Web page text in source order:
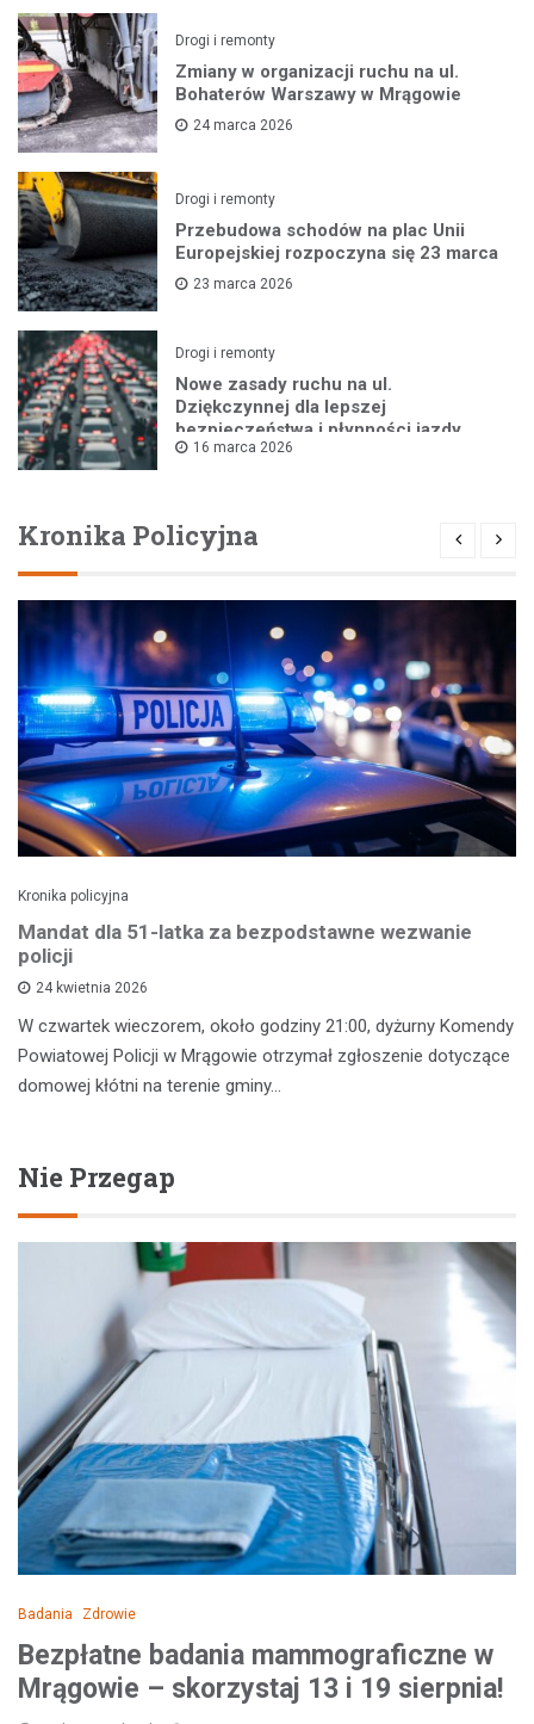
Drogi i remonty
Zmiany w organizacji ruchu na ul.
Bohaterów Warszawy w Mrągowie
24 marca 2026
Drogi i remonty
Przebudowa schodów na plac Unii
Europejskiej rozpoczyna się 23 marca
23 marca 2026
Drogi i remonty
Nowe zasady ruchu na ul.
Dziękczynnej dla lepszej
bezpieczeństwa i płynności jazdy
16 marca 2026
Kronika Policyjna
Kronika policyjna
Mandat dla 51-latka za bezpodstawne wezwanie
policji
24 kwietnia 2026
W czwartek wieczorem, około godziny 21:00, dyżurny Komendy
Powiatowej Policji w Mrągowie otrzymał zgłoszenie dotyczące
domowej kłótni na terenie gminy…
Nie Przegap
Badania Zdrowie
Bezpłatne badania mammograficzne w
Mrągowie – skorzystaj 13 i 19 sierpnia!